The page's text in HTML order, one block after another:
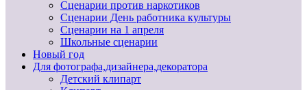
Сценарии против наркотиков
Сценарии День работника культуры
Сценарии на 1 апреля
Школьные сценарии
Новый год
Для фотографа,дизайнера,декоратора
Детский клипарт